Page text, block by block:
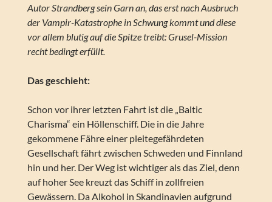
Autor Strandberg sein Garn an, das erst nach Ausbruch
der Vampir-Katastrophe in Schwung kommt und diese
vor allem blutig auf die Spitze treibt: Grusel-Mission
recht bedingt erfüllt.
Das geschieht:
Schon vor ihrer letzten Fahrt ist die „Baltic
Charisma“ ein Höllenschiff. Die in die Jahre
gekommene Fähre einer pleitegefährdeten
Gesellschaft fährt zwischen Schweden und Finnland
hin und her. Der Weg ist wichtiger als das Ziel, denn
auf hoher See kreuzt das Schiff in zollfreien
Gewässern. Da Alkohol in Skandinavien aufgrund